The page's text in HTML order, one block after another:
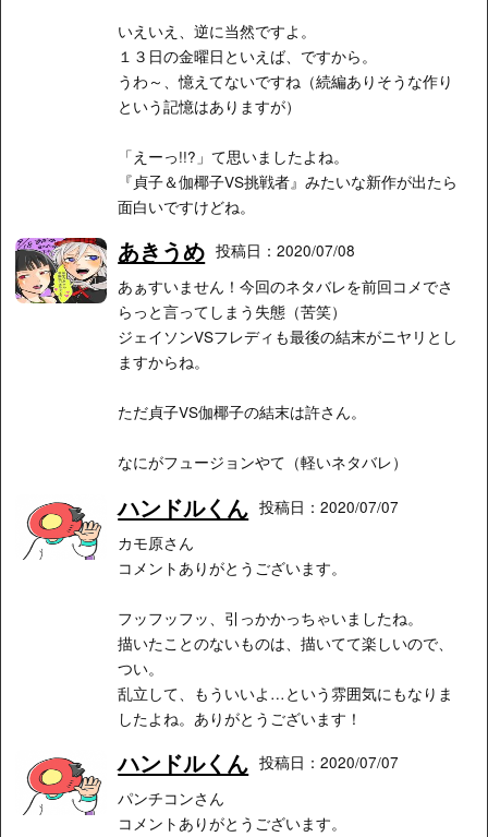
いえいえ、逆に当然ですよ。
１３日の金曜日といえば、ですから。
うわ～、憶えてないですね（続編ありそうな作り
という記憶はありますが）
「えーっ!!?」て思いましたよね。
『貞子＆伽椰子VS挑戦者』みたいな新作が出たら
面白いですけどね。
あきうめ 投稿日：2020/07/08
あぁすいません！今回のネタバレを前回コメでさ
らっと言ってしまう失態（苦笑）
ジェイソンVSフレディも最後の結末がニヤリとし
ますからね。
ただ貞子VS伽椰子の結末は許さん。
なにがフュージョンやて（軽いネタバレ）
ハンドルくん 投稿日：2020/07/07
カモ原さん
コメントありがとうございます。
フッフッフッ、引っかかっちゃいましたね。
描いたことのないものは、描いてて楽しいので、
つい。
乱立して、もういいよ…という雰囲気にもなりま
したよね。ありがとうございます！
ハンドルくん 投稿日：2020/07/07
パンチコンさん
コメントありがとうございます。